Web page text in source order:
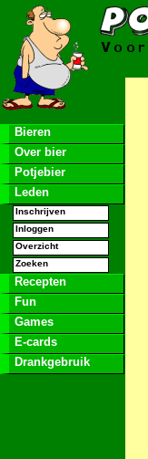
Bieren
Over bier
Potjebier
Leden
Inschrijven
Inloggen
Overzicht
Zoeken
Recepten
Fun
Games
E-cards
Drankgebruik